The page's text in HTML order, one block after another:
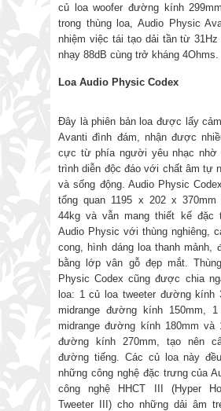
củ loa woofer đường kính
trong thùng loa, Audio Physic
nhiệm việc tái tạo dải tần từ
nhạy 88dB cùng trở kháng 4Ohms.
Loa Audio Physic Codex
Đây là phiên bản loa được lấy
Avanti đình đám, nhận được
cực từ phía người yêu nhạc nhờ
trình diễn độc đáo với chất âm tự
và sống động. Audio Physic
tổng quan 1195 x 202 x 370mm
44kg và vẫn mang thiết kế đặc
Audio Physic với thùng nghiêng,
cong, hình dáng loa thanh mảnh,
bằng lớp vân gỗ đẹp mắt.
Physic Codex cũng được chia
loa: 1 củ loa tweeter đường kính
midrange đường kính 150mm,
midrange đường kính 180mm và
đường kính 270mm, tạo nên
đường tiếng. Các củ loa này
những công nghệ đặc trưng của
công nghệ HHCT III (Hyper
Tweeter III) cho những dải âm